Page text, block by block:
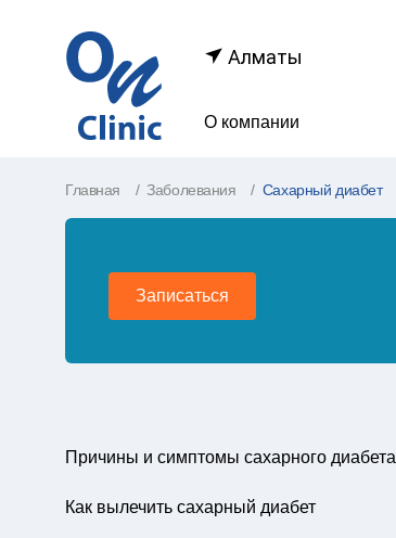
Алматы
О компании
Главная Заболевания Сахарный диабет
Записаться
Причины и симптомы сахарного диабета
Как вылечить сахарный диабет